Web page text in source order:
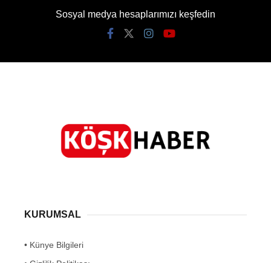
Sosyal medya hesaplarımızı keşfedin
KURUMSAL
• Künye Bilgileri